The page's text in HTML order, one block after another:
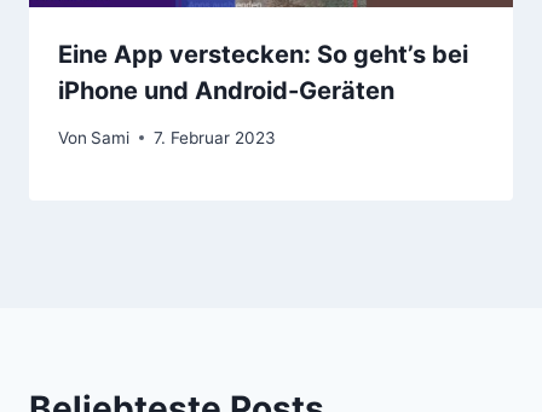
Eine App verstecken: So geht’s bei
iPhone und Android-Geräten
Von Sami 7. Februar 2023